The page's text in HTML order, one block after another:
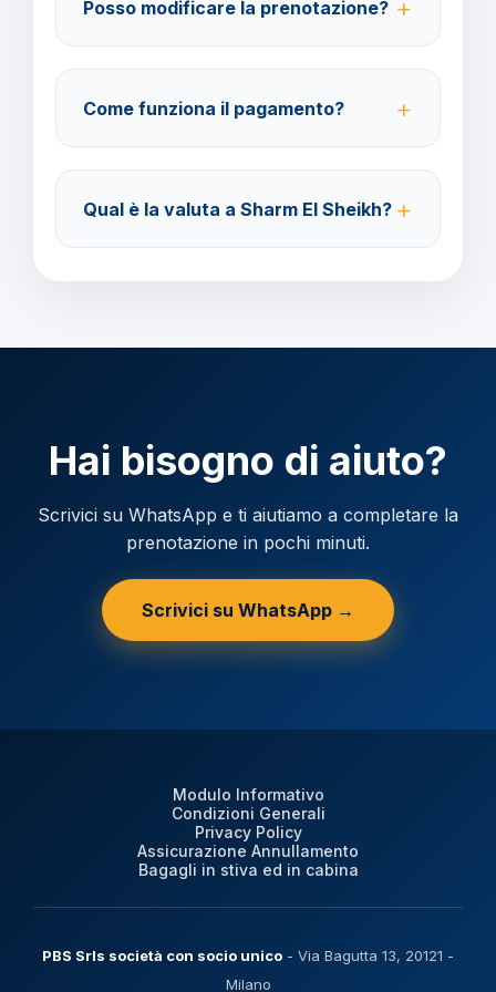
barbaviaggi.it.
Posso modificare la prenotazione?
prima della partenza con un costo di 70 euro a
modifica.
Come funziona il pagamento?
Acconto del 40% alla prenotazione, saldo 30 giorni
prima della partenza.
Qual è la valuta a Sharm El Sheikh?
Hai bisogno di aiuto?
Scrivici su WhatsApp e ti aiutiamo a completare la
prenotazione in pochi minuti.
Scrivici su WhatsApp →
Modulo Informativo
Condizioni Generali
Privacy Policy
Assicurazione Annullamento
Bagagli in stiva ed in cabina
PBS Srls società con socio unico - Via Bagutta 13, 20121 -
Milano